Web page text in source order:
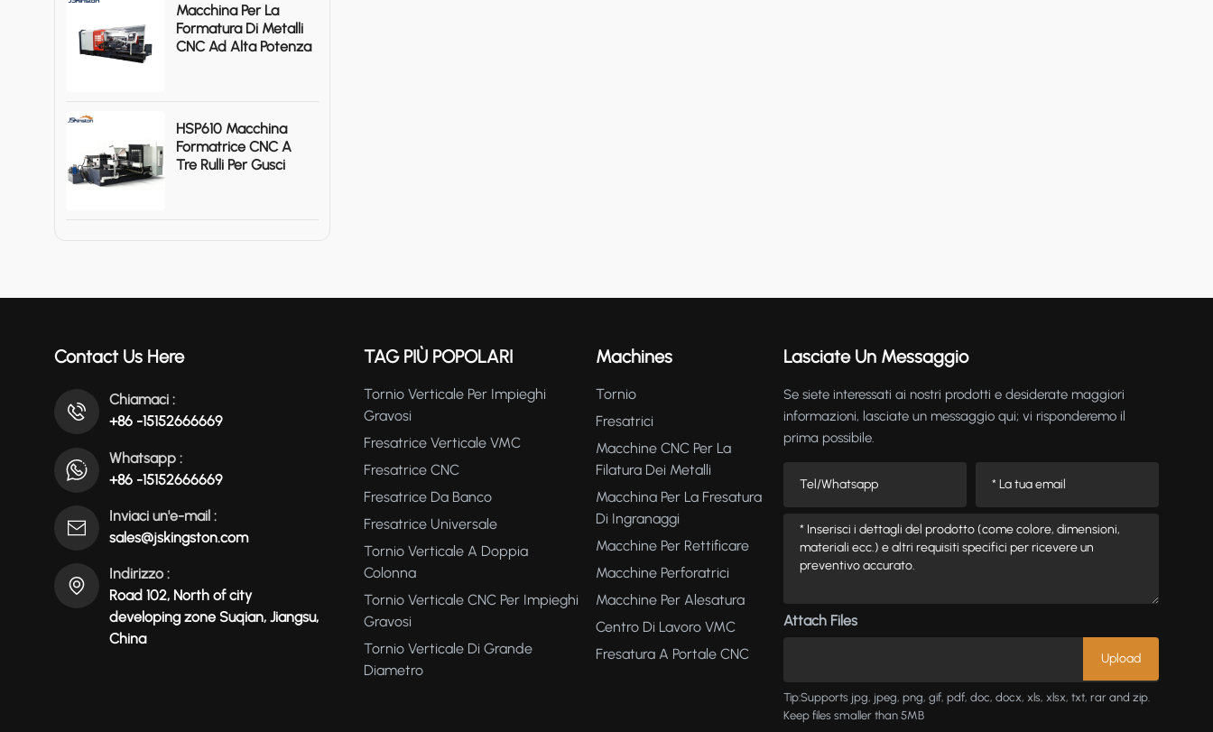
Macchina Per La
Formatura Di Metalli
CNC Ad Alta Potenza
HSP610 Macchina
Formatrice CNC A
Tre Rulli Per Gusci
Contact Us Here
Chiamaci :
+86 -15152666669
Whatsapp :
+86 -15152666669
Inviaci un'e-mail :
sales@jskingston.com
Indirizzo :
Road 102, North of city
developing zone Suqian, Jiangsu,
China
TAG PIÙ POPOLARI
Tornio Verticale Per Impieghi
Gravosi
Fresatrice Verticale VMC
Fresatrice CNC
Fresatrice Da Banco
Fresatrice Universale
Tornio Verticale A Doppia
Colonna
Tornio Verticale CNC Per Impieghi
Gravosi
Tornio Verticale Di Grande
Diametro
Machines
Tornio
Fresatrici
Macchine CNC Per La
Filatura Dei Metalli
Macchina Per La Fresatura
Di Ingranaggi
Macchine Per Rettificare
Macchine Perforatrici
Macchine Per Alesatura
Centro Di Lavoro VMC
Fresatura A Portale CNC
Lasciate Un Messaggio
Se siete interessati ai nostri prodotti e desiderate maggiori
informazioni, lasciate un messaggio qui; vi risponderemo il
prima possibile.
Attach Files
Tip:Supports jpg, jpeg, png, gif, pdf, doc, docx, xls, xlsx, txt, rar and zip.
Keep files smaller than 5MB